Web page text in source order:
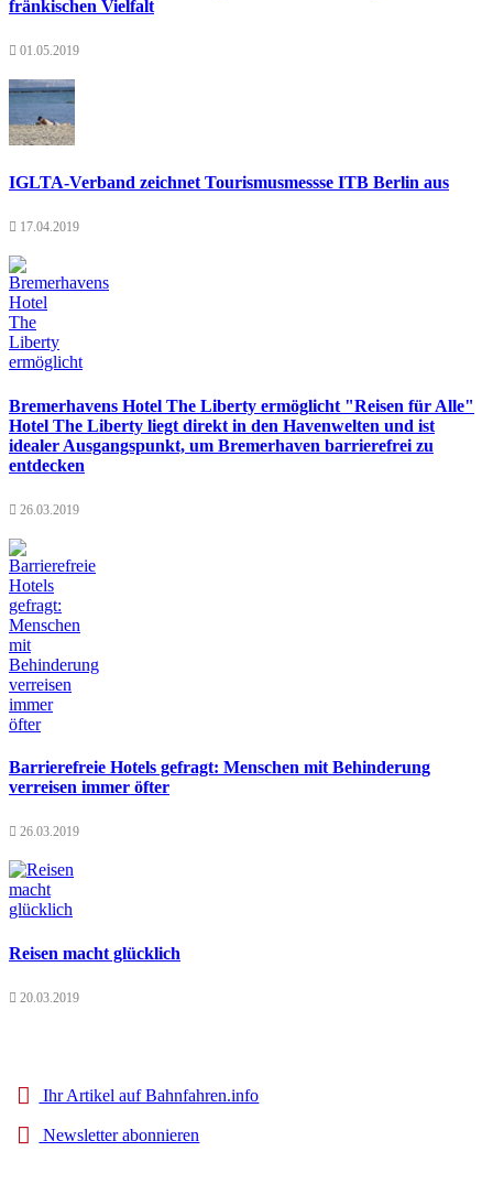
fränkischen Vielfalt
01.05.2019
IGLTA-Verband zeichnet Tourismusmessse ITB Berlin aus
17.04.2019
Bremerhavens Hotel The Liberty ermöglicht "Reisen für Alle"
Hotel The Liberty liegt direkt in den Havenwelten und ist
idealer Ausgangspunkt, um Bremerhaven barrierefrei zu
entdecken
26.03.2019
Barrierefreie Hotels gefragt: Menschen mit Behinderung
verreisen immer öfter
26.03.2019
Reisen macht glücklich
20.03.2019
Ihr Artikel auf Bahnfahren.info
Newsletter abonnieren